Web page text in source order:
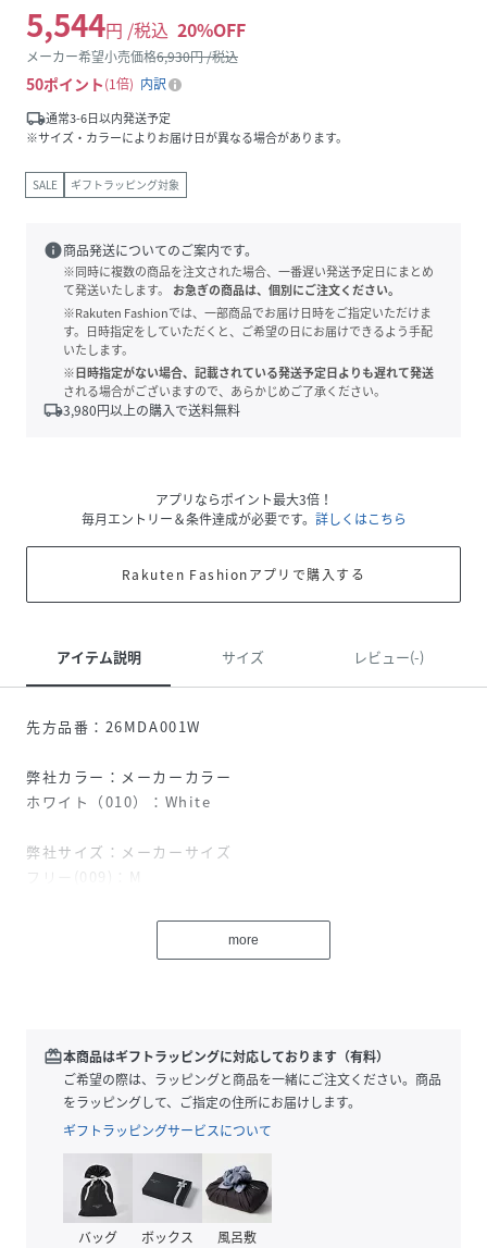
5,544円 /税込 20%OFF
メーカー希望小売価格6,930円 /税込
50ポイント 1倍
内訳
local_shipping通常3-6日以内発送予定
※サイズ・カラーによりお届け日が異なる場合があります。
SALE ギフトラッピング対象
info商品発送についてのご案内です。
※同時に複数の商品を注文された場合、一番遅い発送予定日にまとめ
て発送いたします。
お急ぎの商品は、個別にご注文ください。
※Rakuten Fashionでは、一部商品でお届け日時をご指定いただけま
す。日時指定をしていただくと、ご希望の日にお届けできるよう手配
いたします。
※日時指定がない場合、記載されている発送予定日よりも遅れて発送
される場合がございますので、あらかじめご了承ください。
local_shipping3,980円以上の購入で送料無料
アプリならポイント最大3倍！
毎月エントリー＆条件達成が必要です。 詳しくはこちら
Rakuten Fashionアプリで購入する
アイテム説明 サイズ レビュー(-)
先方品番：26MDA001W
弊社カラー：メーカーカラー
ホワイト（010）：White
弊社サイズ：メーカーサイズ
フリー(009)：M
MidwayAirlinesのロゴをあしらったリンガーTシャツ。
製品洗いを施すことで、ヴィンテージ感のある独特なケバ立
洗濯機洗い（弱）可能で気軽にお手入れできるのも嬉しいポ
イントです。
【GOODROCKSPEED/グッドロックスピード】
2010年に誕生したカットソーブランド。
アメカジテイストのグラフィックや、ヴィンテージライクな
風合い、着古されたヴィンテージ感があるのに、何故かどこ
か『イマ』っぽい。
more
redeem本商品はギフトラッピングに対応しております（有料）
ご希望の際は、ラッピングと商品を一緒にご注文ください。商品
をラッピングして、ご指定の住所にお届けします。
ギフトラッピングサービスについて
バッグ ボックス 風呂敷